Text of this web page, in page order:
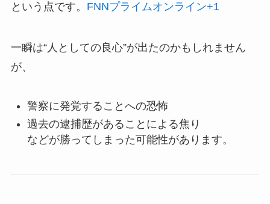
という点です。 FNNプライムオンライン+1
一瞬は“人としての良心”が出たのかもしれません
が、
警察に発覚することへの恐怖
過去の逮捕歴があることによる焦り
などが勝ってしまった可能性があります。